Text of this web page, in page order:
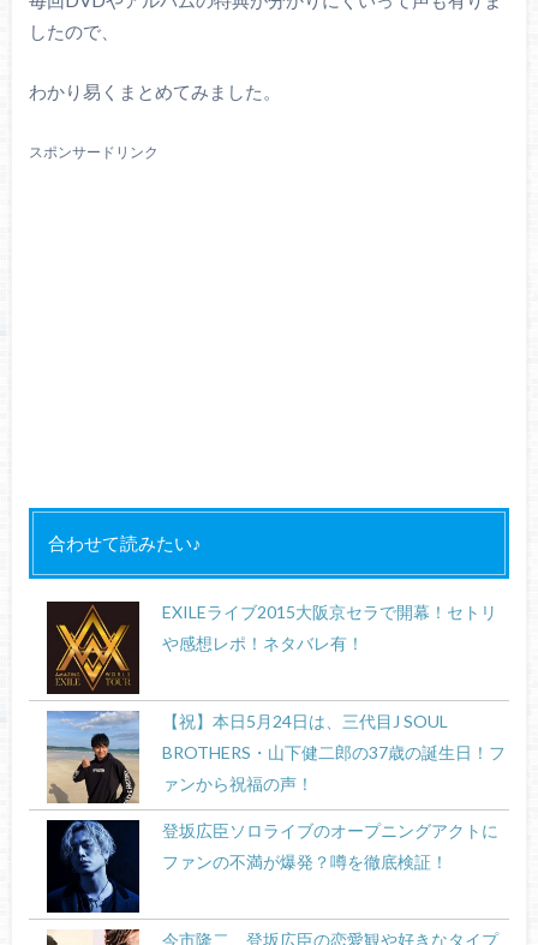
したので、
わかり易くまとめてみました。
スポンサードリンク
合わせて読みたい♪
EXILEライブ2015大阪京セラで開幕！セトリ
や感想レポ！ネタバレ有！
【祝】本日5月24日は、三代目J SOUL
BROTHERS・山下健二郎の37歳の誕生日！フ
ァンから祝福の声！
登坂広臣ソロライブのオープニングアクトに
ファンの不満が爆発？噂を徹底検証！
今市隆二、登坂広臣の恋愛観や好きなタイプ